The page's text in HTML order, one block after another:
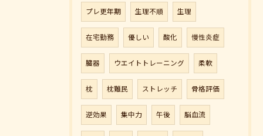
プレ更年期 生理不順 生理
在宅勤務 優しい 酸化 慢性炎症
臓器 ウエイトトレーニング 柔軟
枕 枕難民 ストレッチ 骨格評価
逆効果 集中力 午後 脳血流